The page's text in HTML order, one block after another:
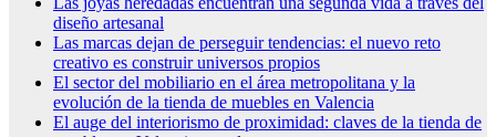
diseño artesanal
Las marcas dejan de perseguir tendencias: el nuevo reto
creativo es construir universos propios
El sector del mobiliario en el área metropolitana y la
evolución de la tienda de muebles en Valencia
El auge del interiorismo de proximidad: claves de la tienda de